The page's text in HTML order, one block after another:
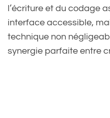
l’écriture et du codage
interface accessible,
technique non
synergie parfaite entre